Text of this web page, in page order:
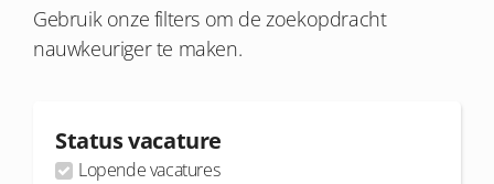
Gebruik onze filters om de zoekopdracht
nauwkeuriger te maken.
Status vacature
Lopende vacatures